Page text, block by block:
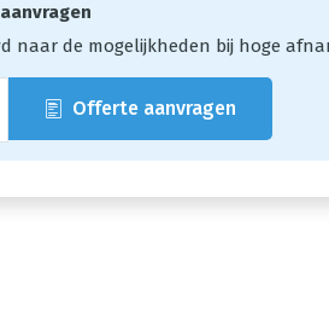
naar de mogelijkheden bij hoge
Offerte aanvragen